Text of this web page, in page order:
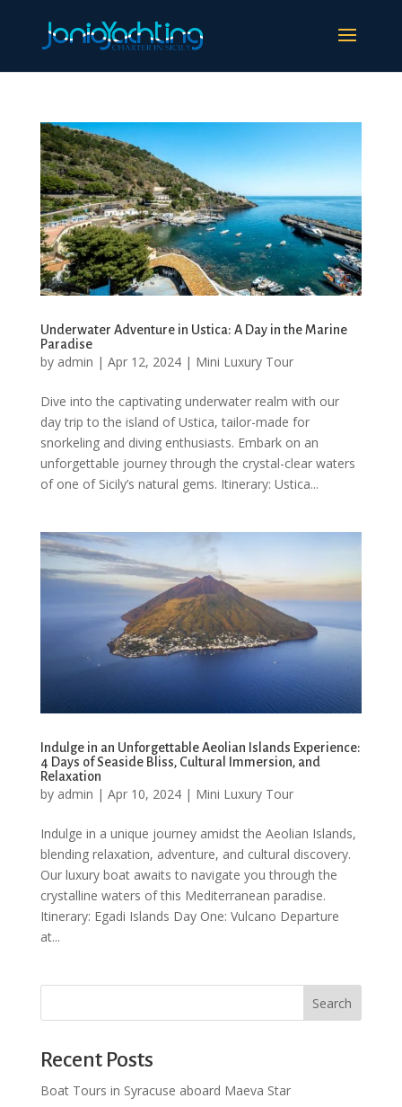
Underwater Adventure in Ustica: A Day in the Marine
Paradise
by admin | Apr 12, 2024| Mini Luxury Tour
Dive into the captivating underwater realm with our
day trip to the island of Ustica, tailor-made for
snorkeling and diving enthusiasts. Embark on an
unforgettable journey through the crystal-clear waters
of one of Sicily’s natural gems. Itinerary: Ustica...
Indulge in an Unforgettable Aeolian Islands Experience:
4 Days of Seaside Bliss, Cultural Immersion, and
Relaxation
by admin | Apr 10, 2024| Mini Luxury Tour
Indulge in a unique journey amidst the Aeolian Islands,
blending relaxation, adventure, and cultural discovery.
Our luxury boat awaits to navigate you through the
crystalline waters of this Mediterranean paradise.
Itinerary: Egadi Islands Day One: Vulcano Departure
at...
Search
Recent Posts
Boat Tours in Syracuse aboard Maeva Star